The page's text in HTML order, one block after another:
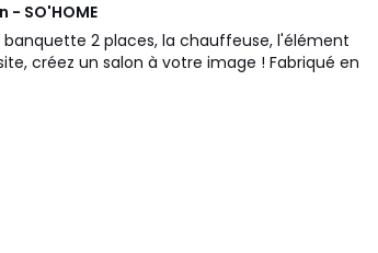
SO'HOME
banquette 2 places, la chauffeuse, l'élément
créez un salon à votre image ! Fabriqué en